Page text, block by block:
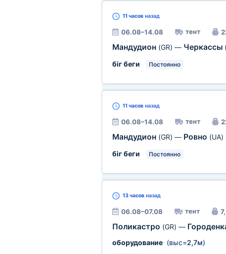
11 часовназад
06.08–14.08 тент
Мандудион (GR) — Черкассы
біг беги
Постоянно
11 часовназад
06.08–14.08 тент
Мандудион (GR) — Ровно (UA)
біг беги
Постоянно
13 часовназад
06.08–07.08 тент
Поликастро (GR) —
оборудование(выс=2,7м)